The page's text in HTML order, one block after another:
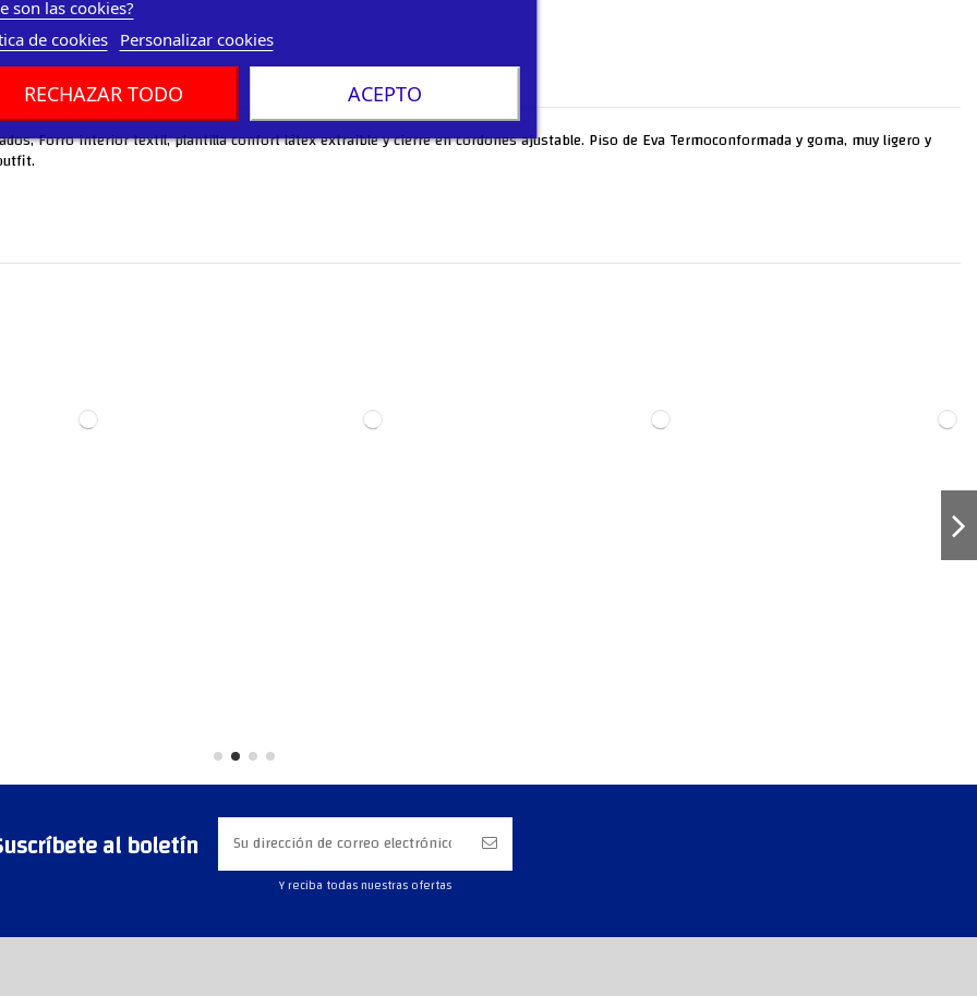
son las cookies?
de cookies
Personalizar cookies
RECHAZAR TODO ACEPTO
Forro interior textil, plantilla confort látex extraible y cierre en cordones ajustable. Piso de Eva Termoconformada y goma, muy ligero y
al boletín
Y reciba todas nuestras ofertas